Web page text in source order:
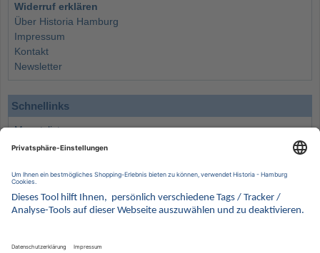
Widerruf erklären
Über Historia Hamburg
Impressum
Kontakt
Newsletter
Schnellinks
Monatsliste
Angebote
Wissenswertes
Kontakt